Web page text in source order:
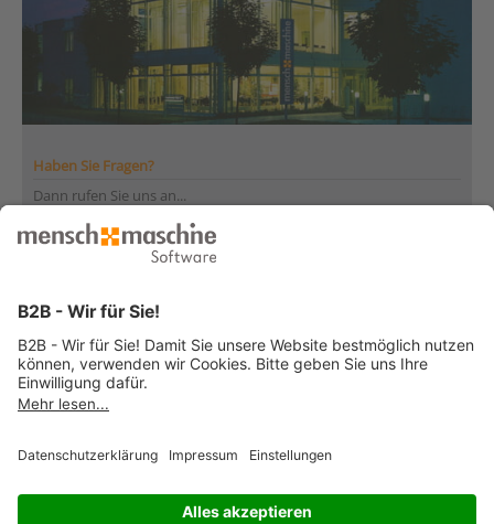
Haben Sie Fragen?
Dann rufen Sie uns an...
Infoline +41 44 864 19 00
und 13:30 bis 17:00 Uhr
... oder senden Sie uns Ihre Nachricht»
© 2026 Mensch und Maschine -Impressum-Datenschutz